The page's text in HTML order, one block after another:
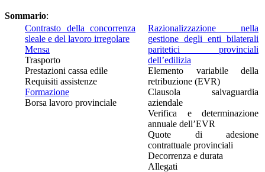
Sommario:
Contrasto della concorrenza
sleale e del lavoro irregolare
Mensa
Trasporto
Prestazioni cassa edile
Requisiti assistenze
Formazione
Borsa lavoro provinciale
Razionalizzazione nella
gestione degli enti bilaterali
paritetici provinciali
dell’edilizia
Elemento variabile della
retribuzione (EVR)
Clausola salvaguardia
aziendale
Verifica e determinazione
annuale dell’EVR
Quote di adesione
contrattuale provinciali
Decorrenza e durata
Allegati